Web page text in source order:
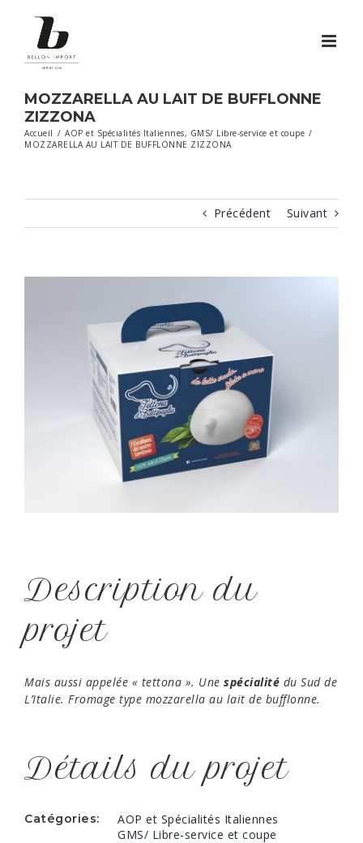
contenu
MOZZARELLA AU LAIT DE BUFFLONNE
ZIZZONA
Accueil / AOP et Spécialités Italiennes, GMS/ Libre-service et coupe /
MOZZARELLA AU LAIT DE BUFFLONNE ZIZZONA
Précédent Suivant
Description du
projet
Mais aussi appelée « tettona ». Une spécialité du Sud de
L’Italie. Fromage type mozzarella au lait de bufflonne.
Détails du projet
Catégories:
AOP et Spécialités Italiennes
GMS/ Libre-service et coupe